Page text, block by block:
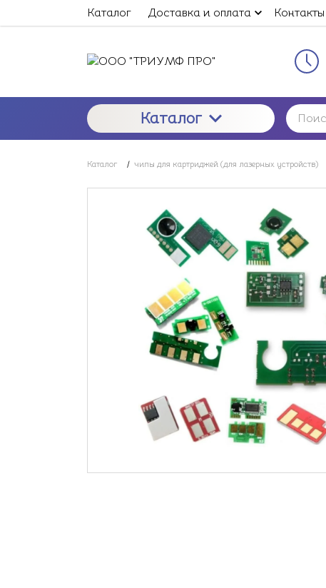
Каталог Доставка и оплата Контакты
Каталог
Каталог / чипы для картриджей (для лазерных устройств)